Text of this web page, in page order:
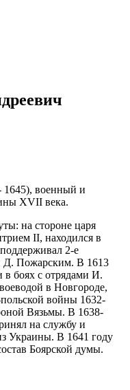
1645), военный и
XVII века.
на стороне царя
II, находился в
2-е
Д. Пожарским. В 1613
в боях с отрядами И.
в Новгороде,
войны 1632-
Вязьмы. В 1638-
на службу и
Украины. В 1641 году
Боярской думы.